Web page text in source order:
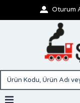
Oturum